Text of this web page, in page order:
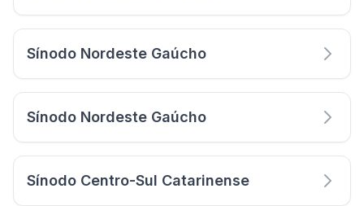
Sínodo Nordeste Gaúcho
Sínodo Nordeste Gaúcho
Sínodo Centro-Sul Catarinense